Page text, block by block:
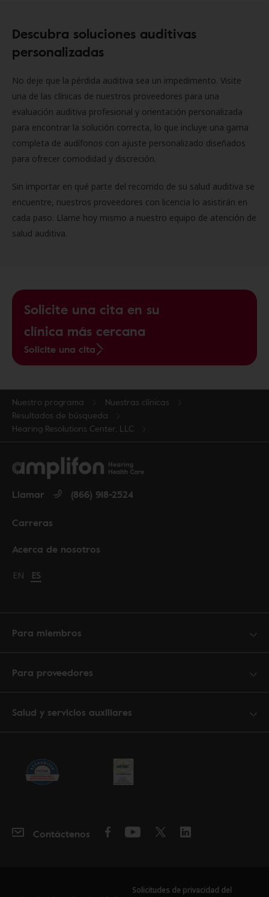
Descubra soluciones auditivas
personalizadas
No deje que la pérdida auditiva sea un impedimento. Visite
una de las clínicas de nuestros proveedores para una
evaluación auditiva profesional y orientación personalizada
para encontrar la solución correcta, lo que incluye una gama
completa de audífonos con ajuste personalizado diseñados
para ofrecer comodidad y discreción.
Sin importar en qué parte del recorrido de su salud auditiva se
encuentre, nuestros proveedores con licencia lo asistirán en
cada paso. Llame hoy mismo a nuestro equipo de atención de
salud auditiva.
Solicite una cita en su
clínica más cercana
Solicite una cita
Nuestro programa
Nuestras clínicas
Resultados de búsqueda
Hearing Resolutions Center, LLC
Acerca de nosotros
Carreras
Llamar (866) 918-2524
Change language to English
EN Cambiar idioma a español
ES
Para miembros
Para proveedores
Salud y servicios auxiliares
Contáctenos
Solicitudes de privacidad del